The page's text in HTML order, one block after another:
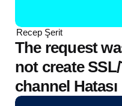
Posted
by
Recep Şerit
The request
not create
channel Hatası